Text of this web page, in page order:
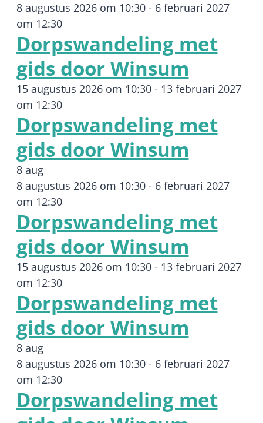
8 augustus 2026 om 10:30- 6 februari 2027
om 12:30
Dorpswandeling met
gids door Winsum
15 augustus 2026 om 10:30- 13 februari 2027
om 12:30
Dorpswandeling met
gids door Winsum
8 aug
8 augustus 2026 om 10:30- 6 februari 2027
om 12:30
Dorpswandeling met
gids door Winsum
15 augustus 2026 om 10:30- 13 februari 2027
om 12:30
Dorpswandeling met
gids door Winsum
8 aug
8 augustus 2026 om 10:30- 6 februari 2027
om 12:30
Dorpswandeling met